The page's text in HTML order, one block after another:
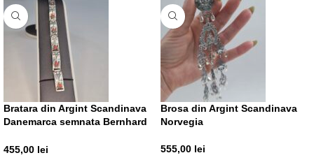
Bratara din Argint Scandinava
Danemarca semnata Bernhard
455,00 lei
Brosa din Argint Scandinava
Norvegia
555,00 lei